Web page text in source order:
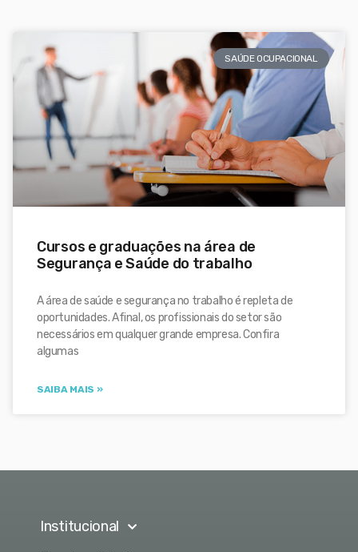
SAÚDE OCUPACIONAL
Cursos e graduações na área de
Segurança e Saúde do trabalho
A área de saúde e segurança no trabalho é repleta de
oportunidades. Afinal, os profissionais do setor são
necessários em qualquer grande empresa. Confira
algumas
SAIBA MAIS »
Institucional